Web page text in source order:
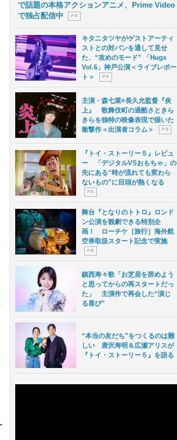
で話題の本格アクションアニメ、Prime Video
で独占配信中
P R
キタニタツヤがゲストアーティ
ストとの対バンを通して見せ
た、“攻めのモード” 「Hugs
Vol.6」神戸公演＜ライブレポー
ト＞
P R
主演・森七菜×長久允監督『炎
上』 歌舞伎町の過酷さときら
きらを独特の映像表現で描いた
衝撃作＜出演者コラム＞
P R
『トイ・ストーリー５』レビュ
ー 「デジタルVSおもちゃ」の
先にある“時が流れても変わら
ないもの”に目頭が熱くなる
P R
舞台『となりのトトロ』ロンド
ン公演を観劇できる特別企
画！ ローチケ［旅行］海外航
空券取扱スタート記念で実施
P R
鎮西寿々歌「お芝居を辞めよう
と思ってからの再スタートだっ
た」 主演作で再会した“演じ
る喜び”
“本当の友だち”をつくるのは難
しい 唐沢寿明＆広瀬アリスが
『トイ・ストーリー５』を語る